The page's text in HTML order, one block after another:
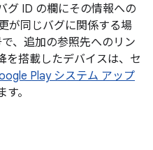
グ ID の欄にその情報への
が同じバグに関係する場
、追加の参照先へのリン
を搭載したデバイスは、セ
Play システム アップ
。